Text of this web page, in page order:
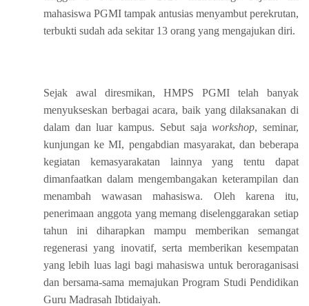
mahasiswa PGMI tampak antusias menyambut perekrutan,
terbukti sudah ada sekitar 13 orang yang mengajukan diri.
Sejak awal diresmikan, HMPS PGMI telah banyak
menyukseskan berbagai acara, baik yang dilaksanakan di
dalam dan luar kampus. Sebut sajaworkshop, seminar,
kunjungan ke MI, pengabdian masyarakat, dan beberapa
kegiatan kemasyarakatan lainnya yang tentu dapat
dimanfaatkan dalam mengembangakan keterampilan dan
menambah wawasan mahasiswa. Oleh karena itu,
penerimaan anggota yang memang diselenggarakan setiap
tahun ini diharapkan mampu memberikan semangat
regenerasi yang inovatif, serta memberikan kesempatan
yang lebih luas lagi bagi mahasiswa untuk beroraganisasi
dan bersama-sama memajukan Program Studi Pendidikan
Guru Madrasah Ibtidaiyah.